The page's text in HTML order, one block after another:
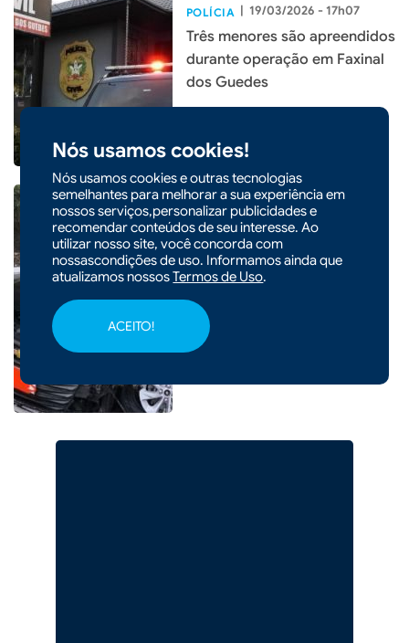
Nós usamos cookies!
Nós usamos cookies e outras tecnologias
semelhantes para melhorar a sua experiência em
nossos serviços,personalizar publicidades e
recomendar conteúdos de seu interesse. Ao
utilizar nosso site, você concorda com
nossascondições de uso. Informamos ainda que
atualizamos nossosTermos de Uso.
ACEITO!
POLÍCIA | 19/03/2026 - 17h07
Três menores são apreendidos
durante operação em Faxinal
dos Guedes
| 16/03/2026 - 10h38
Colisão entre carro e
caminhão deixa uma pessoa
ferida em Ponte Serrada